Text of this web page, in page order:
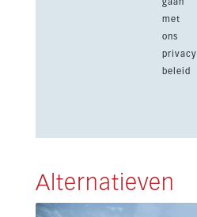
met
ons
privacy
beleid
Alternatieven